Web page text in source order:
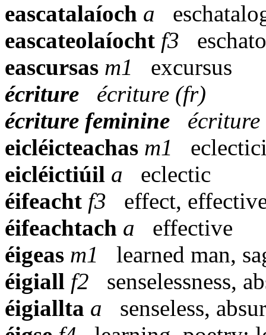
eascatalaíoch a
eascateolaíocht f3
eascursas m1
excursus
écriture
écriture (fr)
écriture feminine
eicléicteachas m1
eicléictiúil a
eclectic
éifeacht f3
effect,
éifeachtach a
effective
éigeas m1
learned man,
éigiall f2
senselessness,
éigiallta a
senseless,